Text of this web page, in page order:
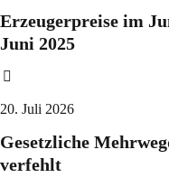
Erzeugerpreise im
Juni 2025
20. Juli 2026
Gesetzliche
verfehlt